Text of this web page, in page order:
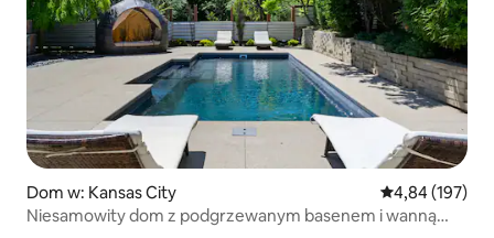
Dom w: Kansas City Średnia
4,84 (197)
Niesamowity dom z podgrzewanym basenem i wanną